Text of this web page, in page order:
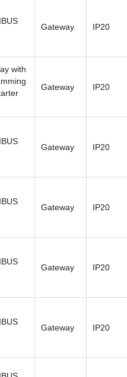
Gateway IP20
with
Gateway IP20
Gateway IP20
Gateway IP20
Gateway IP20
Gateway IP20